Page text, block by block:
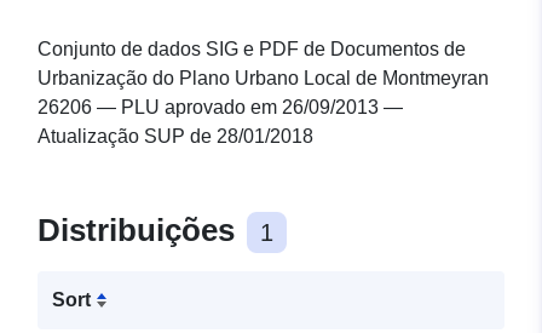
Conjunto de dados SIG e PDF de Documentos de
Urbanização do Plano Urbano Local de Montmeyran
26206 — PLU aprovado em 26/09/2013 —
Atualização SUP de 28/01/2018
Distribuições 1
Sort